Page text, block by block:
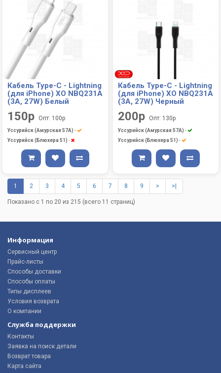
Кабель Type-C - Lightning
(для iPhone) XO NBQ231A
(3A, 27W) Белый
150р Опт: 100р
Уссурийск (Амурская 57А) -
Уссурийск (Блюхера 51) -
Кабель Type-C - Lightning
(для iPhone) XO NBQ231A
(3A, 27W) Черный
200р Опт: 130р
Уссурийск (Амурская 57А) -
Уссурийск (Блюхера 51) -
1 2 3 4 5 6 7 8 9 > >|
Показано с 1 по 20 из 215 (всего 11 страниц)
Информация
Сервисный центр
Прайс-листы
Способы доставки
Способы оплаты
Типы дисплеев
Условия возврата
О компании
Служба поддержки
Контакты
Заявка на поиск детали
Возврат товара
Карта сайта